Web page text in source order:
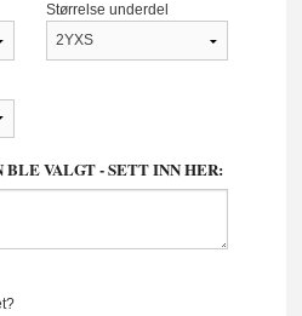
Størrelse underdel
VALGT - SETT INN HER: